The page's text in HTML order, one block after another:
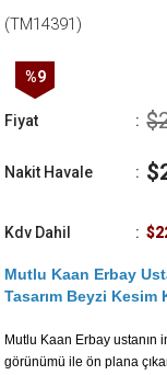
(TM14391)
%9
Fiyat :
Nakit Havale :
Kdv Dahil :
Mutlu Kaan Erbay
Tasarım Beyzi
Mutlu Kaan Erbay ustanın
görünümü ile ön plana